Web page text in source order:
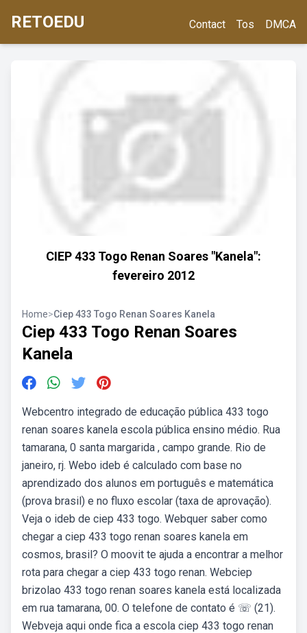
RETOEDU Contact Tos DMCA
CIEP 433 Togo Renan Soares "Kanela":
fevereiro 2012
Home>Ciep 433 Togo Renan Soares Kanela
Ciep 433 Togo Renan Soares
Kanela
Webcentro integrado de educação pública 433 togo
renan soares kanela escola pública ensino médio. Rua
tamarana, 0 santa margarida , campo grande. Rio de
janeiro, rj. Webo ideb é calculado com base no
aprendizado dos alunos em português e matemática
(prova brasil) e no fluxo escolar (taxa de aprovação).
Veja o ideb de ciep 433 togo. Webquer saber como
chegar a ciep 433 togo renan soares kanela em
cosmos, brasil? O moovit te ajuda a encontrar a melhor
rota para chegar a ciep 433 togo renan. Webciep
brizolao 433 togo renan soares kanela está localizada
em rua tamarana, 00. O telefone de contato é ☏ (21).
Webveja aqui onde fica a escola ciep 433 togo renan